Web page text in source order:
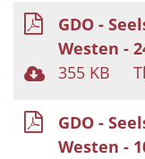
GDO -
Westen -
355 KB
GDO -
Westen -